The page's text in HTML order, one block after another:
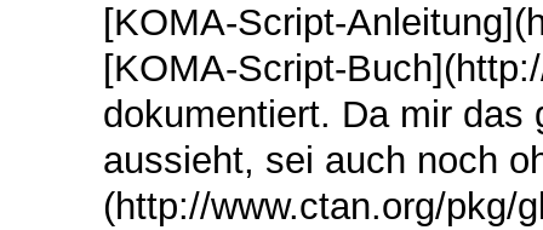
[KOMA-Script-
[KOMA-Script-
dokumentiert. Da mir das
aussieht, sei auch noch
(http://www.ctan.org/pkg/